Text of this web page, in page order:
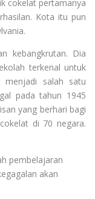
cokelat pertamanya
Kota itu pun
kebangkrutan. Dia
terkenal untuk
menjadi salah satu
pada tahun 1945
yang berhari bagi
di 70 negara.
pembelajaran
akan